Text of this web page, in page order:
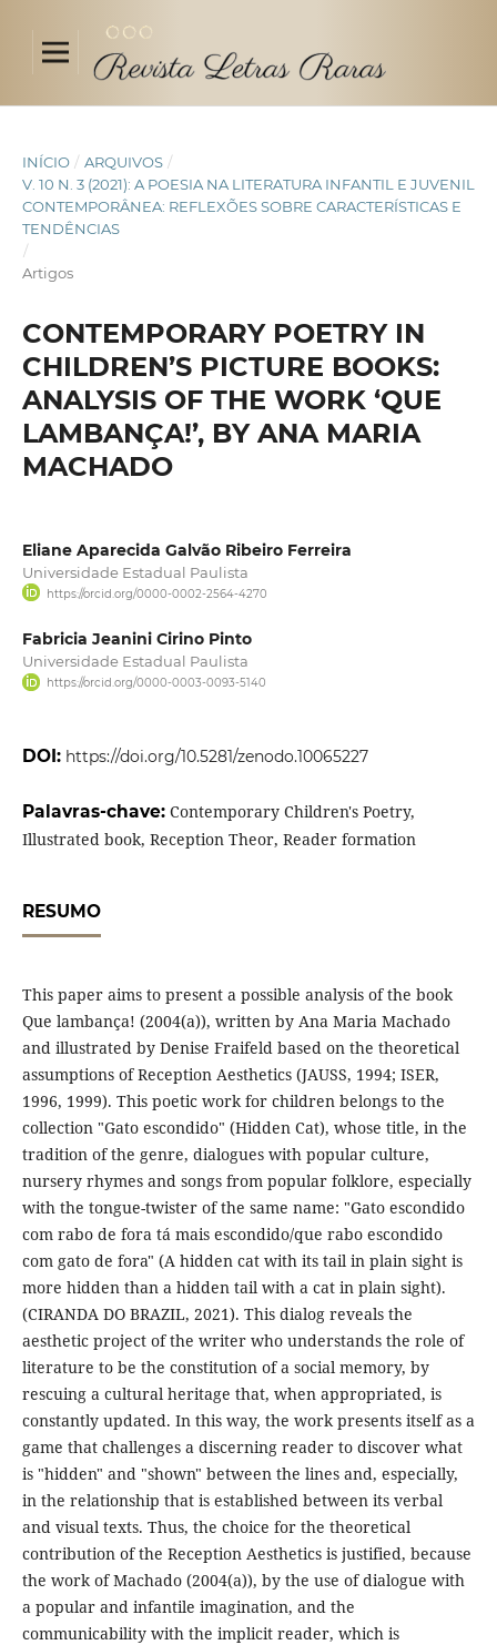
INÍCIO / ARQUIVOS /
V. 10 N. 3 (2021): A POESIA NA LITERATURA INFANTIL E JUVENIL
CONTEMPORÂNEA: REFLEXÕES SOBRE CARACTERÍSTICAS E
TENDÊNCIAS
/
Artigos
CONTEMPORARY POETRY IN
CHILDREN’S PICTURE BOOKS:
ANALYSIS OF THE WORK ‘QUE
LAMBANÇA!’, BY ANA MARIA
MACHADO
Eliane Aparecida Galvão Ribeiro Ferreira
Universidade Estadual Paulista
https://orcid.org/0000-0002-2564-4270
Fabricia Jeanini Cirino Pinto
Universidade Estadual Paulista
https://orcid.org/0000-0003-0093-5140
DOI: https://doi.org/10.5281/zenodo.10065227
Palavras-chave: Contemporary Children's Poetry,
Illustrated book, Reception Theor, Reader formation
RESUMO
This paper aims to present a possible analysis of the book
Que lambança! (2004(a)), written by Ana Maria Machado
and illustrated by Denise Fraifeld based on the theoretical
assumptions of Reception Aesthetics (JAUSS, 1994; ISER,
1996, 1999). This poetic work for children belongs to the
collection "Gato escondido" (Hidden Cat), whose title, in the
tradition of the genre, dialogues with popular culture,
nursery rhymes and songs from popular folklore, especially
with the tongue-twister of the same name: "Gato escondido
com rabo de fora tá mais escondido/que rabo escondido
com gato de fora" (A hidden cat with its tail in plain sight is
more hidden than a hidden tail with a cat in plain sight).
(CIRANDA DO BRAZIL, 2021). This dialog reveals the
aesthetic project of the writer who understands the role of
literature to be the constitution of a social memory, by
rescuing a cultural heritage that, when appropriated, is
constantly updated. In this way, the work presents itself as a
game that challenges a discerning reader to discover what
is "hidden" and "shown" between the lines and, especially,
in the relationship that is established between its verbal
and visual texts. Thus, the choice for the theoretical
contribution of the Reception Aesthetics is justified, because
the work of Machado (2004(a)), by the use of dialogue with
a popular and infantile imagination, and the
communicability with the implicit reader, which is